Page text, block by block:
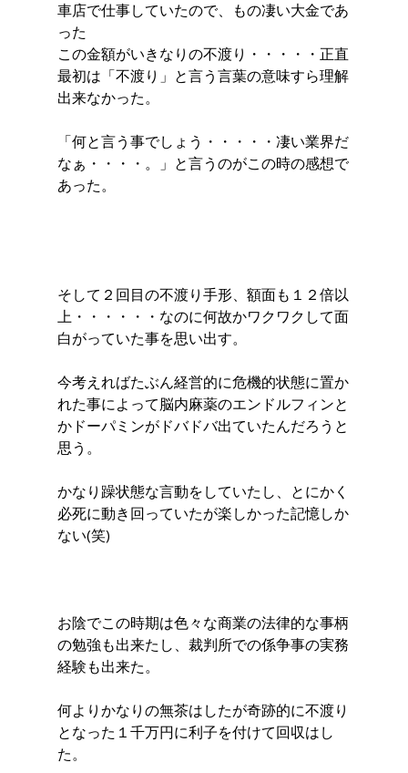
車店で仕事していたので、もの凄い大金であ
った
この金額がいきなりの不渡り・・・・・正直
最初は「不渡り」と言う言葉の意味すら理解
出来なかった。
「何と言う事でしょう・・・・・凄い業界だ
なぁ・・・・。」と言うのがこの時の感想で
あった。
そして２回目の不渡り手形、額面も１２倍以
上・・・・・・なのに何故かワクワクして面
白がっていた事を思い出す。
今考えればたぶん経営的に危機的状態に置か
れた事によって脳内麻薬のエンドルフィンと
かドーパミンがドバドバ出ていたんだろうと
思う。
かなり躁状態な言動をしていたし、とにかく
必死に動き回っていたが楽しかった記憶しか
ない(笑)
お陰でこの時期は色々な商業の法律的な事柄
の勉強も出来たし、裁判所での係争事の実務
経験も出来た。
何よりかなりの無茶はしたが奇跡的に不渡り
となった１千万円に利子を付けて回収はし
た。